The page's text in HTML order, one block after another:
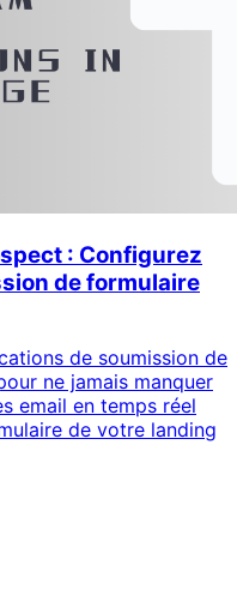
: Configurez
de formulaire
de soumission de
ne jamais manquer
email en temps réel
de votre landing